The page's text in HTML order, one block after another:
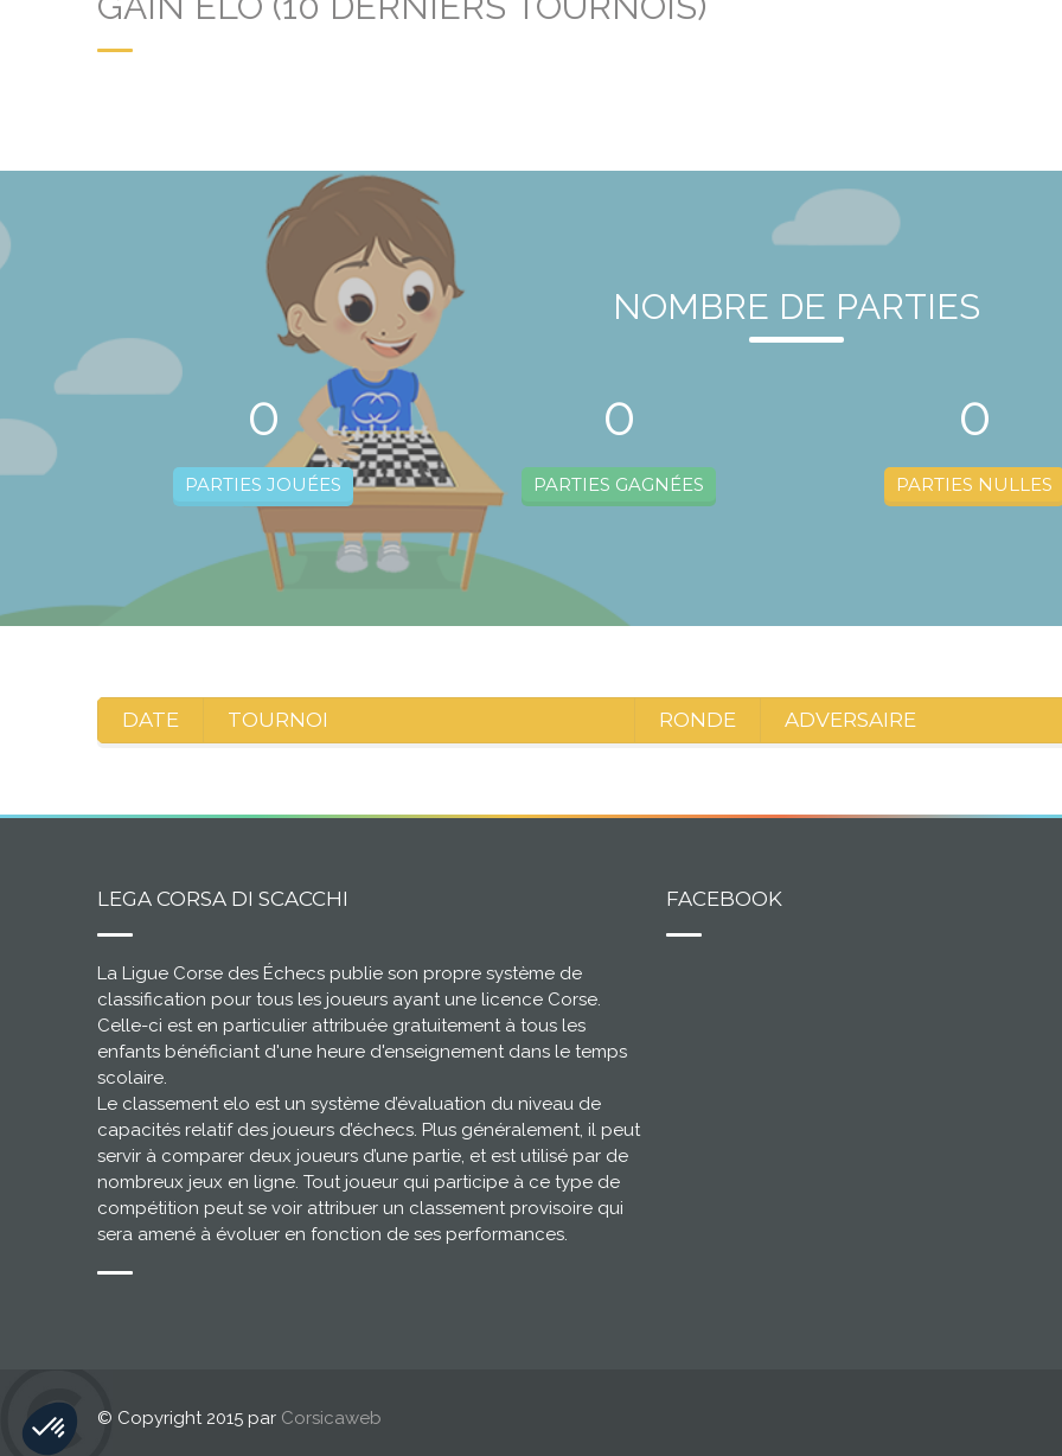
NOMBRE DE PARTIES
0
PARTIES JOUÉES
0
PARTIES GAGNÉES
0
PARTIES NULLES
DATE TOURNOI RONDE ADVERSAIRE
LEGA CORSA DI SCACCHI
La Ligue Corse des Échecs publie son propre système de
classification pour tous les joueurs ayant une licence Corse.
Celle-ci est en particulier attribuée gratuitement à tous les
enfants bénéficiant d'une heure d'enseignement dans le temps
scolaire.
Le classement elo est un système d’évaluation du niveau de
capacités relatif des joueurs d’échecs. Plus généralement, il peut
servir à comparer deux joueurs d’une partie, et est utilisé par de
nombreux jeux en ligne. Tout joueur qui participe à ce type de
compétition peut se voir attribuer un classement provisoire qui
sera amené à évoluer en fonction de ses performances.
FACEBOOK
© Copyright 2015 par Corsicaweb